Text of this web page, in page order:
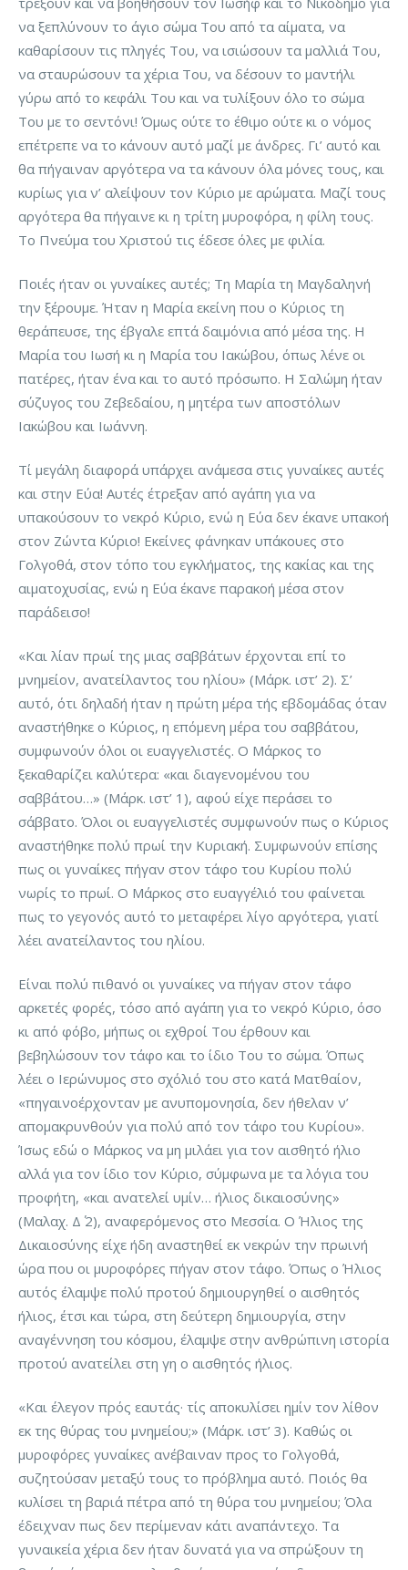
να ξεπλύνουν το άγιο σώμα Του από τα αίματα, να
καθαρίσουν τις πληγές Του, να ισιώσουν τα μαλλιά Του,
να σταυρώσουν τα χέρια Του, να δέσουν το μαντήλι
γύρω από το κεφάλι Του και να τυλίξουν όλο το σώμα
Του με το σεντόνι! Όμως ούτε το έθιμο ούτε κι ο νόμος
επέτρεπε να το κάνουν αυτό μαζί με άνδρες. Γι’ αυτό και
θα πήγαιναν αργότερα να τα κάνουν όλα μόνες τους, και
κυρίως για ν’ αλείψουν τον Κύριο με αρώματα. Μαζί τους
αργότερα θα πήγαινε κι η τρίτη μυροφόρα, η φίλη τους.
Το Πνεύμα του Χριστού τις έδεσε όλες με φιλία.
Ποιές ήταν οι γυναίκες αυτές; Τη Μαρία τη Μαγδαληνή
την ξέρουμε. Ήταν η Μαρία εκείνη που ο Κύριος τη
θεράπευσε, της έβγαλε επτά δαιμόνια από μέσα της. Η
Μαρία του Ιωσή κι η Μαρία του Ιακώβου, όπως λένε οι
πατέρες, ήταν ένα και το αυτό πρόσωπο. Η Σαλώμη ήταν
σύζυγος του Ζεβεδαίου, η μητέρα των αποστόλων
Ιακώβου και Ιωάννη.
Τί μεγάλη διαφορά υπάρχει ανάμεσα στις γυναίκες αυτές
και στην Εύα! Αυτές έτρεξαν από αγάπη για να
υπακούσουν το νεκρό Κύριο, ενώ η Εύα δεν έκανε υπακοή
στον Ζώντα Κύριο! Εκείνες φάνηκαν υπάκουες στο
Γολγοθά, στον τόπο του εγκλήματος, της κακίας και της
αιματοχυσίας, ενώ η Εύα έκανε παρακοή μέσα στον
παράδεισο!
«Και λίαν πρωί της μιας σαββάτων έρχονται επί το
μνημείον, ανατείλαντος του ηλίου» (Μάρκ. ιστ’ 2). Σ’
αυτό, ότι δηλαδή ήταν η πρώτη μέρα τής εβδομάδας όταν
αναστήθηκε ο Κύριος, η επόμενη μέρα του σαββάτου,
συμφωνούν όλοι οι ευαγγελιστές. Ο Μάρκος το
ξεκαθαρίζει καλύτερα: «και διαγενομένου του
σαββάτου…» (Μάρκ. ιστ’ 1), αφού είχε περάσει το
σάββατο. Όλοι οι ευαγγελιστές συμφωνούν πως ο Κύριος
αναστήθηκε πολύ πρωί την Κυριακή. Συμφωνούν επίσης
πως οι γυναίκες πήγαν στον τάφο του Κυρίου πολύ
νωρίς το πρωί. Ο Μάρκος στο ευαγγέλιό του φαίνεται
πως το γεγονός αυτό το μεταφέρει λίγο αργότερα, γιατί
λέει ανατείλαντος του ηλίου.
Είναι πολύ πιθανό οι γυναίκες να πήγαν στον τάφο
αρκετές φορές, τόσο από αγάπη για το νεκρό Κύριο, όσο
κι από φόβο, μήπως οι εχθροί Του έρθουν και
βεβηλώσουν τον τάφο και το ίδιο Του το σώμα. Όπως
λέει ο Ιερώνυμος στο σχόλιό του στο κατά Ματθαίον,
«πηγαινοέρχονταν με ανυπομονησία, δεν ήθελαν ν’
απομακρυνθούν για πολύ από τον τάφο του Κυρίου».
Ίσως εδώ ο Μάρκος να μη μιλάει για τον αισθητό ήλιο
αλλά για τον ίδιο τον Κύριο, σύμφωνα με τα λόγια του
προφήτη, «και ανατελεί υμίν… ήλιος δικαιοσύνης»
(Μαλαχ. Δ΄ 2), αναφερόμενος στο Μεσσία. Ο Ήλιος της
Δικαιοσύνης είχε ήδη αναστηθεί εκ νεκρών την πρωινή
ώρα που οι μυροφόρες πήγαν στον τάφο. Όπως ο Ήλιος
αυτός έλαμψε πολύ προτού δημιουργηθεί ο αισθητός
ήλιος, έτσι και τώρα, στη δεύτερη δημιουργία, στην
αναγέννηση του κόσμου, έλαμψε στην ανθρώπινη ιστορία
προτού ανατείλει στη γη ο αισθητός ήλιος.
«Και έλεγον πρός εαυτάς· τίς αποκυλίσει ημίν τον λίθον
εκ της θύρας του μνημείου;» (Μάρκ. ιστ’ 3). Καθώς οι
μυροφόρες γυναίκες ανέβαιναν προς το Γολγοθά,
συζητούσαν μεταξύ τους το πρόβλημα αυτό. Ποιός θα
κυλίσει τη βαριά πέτρα από τη θύρα του μνημείου; Όλα
έδειχναν πως δεν περίμεναν κάτι αναπάντεχο. Τα
γυναικεία χέρια δεν ήταν δυνατά για να σπρώξουν τη